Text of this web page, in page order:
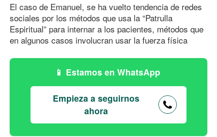
El caso de Emanuel, se ha vuelto tendencia de redes
sociales por los métodos que usa la “Patrulla
Espiritual” para internar a los pacientes, métodos que
en algunos casos involucran usar la fuerza física
Estamos en WhatsApp
Empieza a seguirnos
ahora